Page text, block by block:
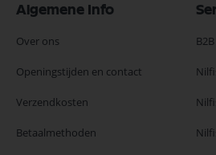
Algemene Info
Over ons
Openingstijden en contact
Verzendkosten
Betaalmethoden
B2B